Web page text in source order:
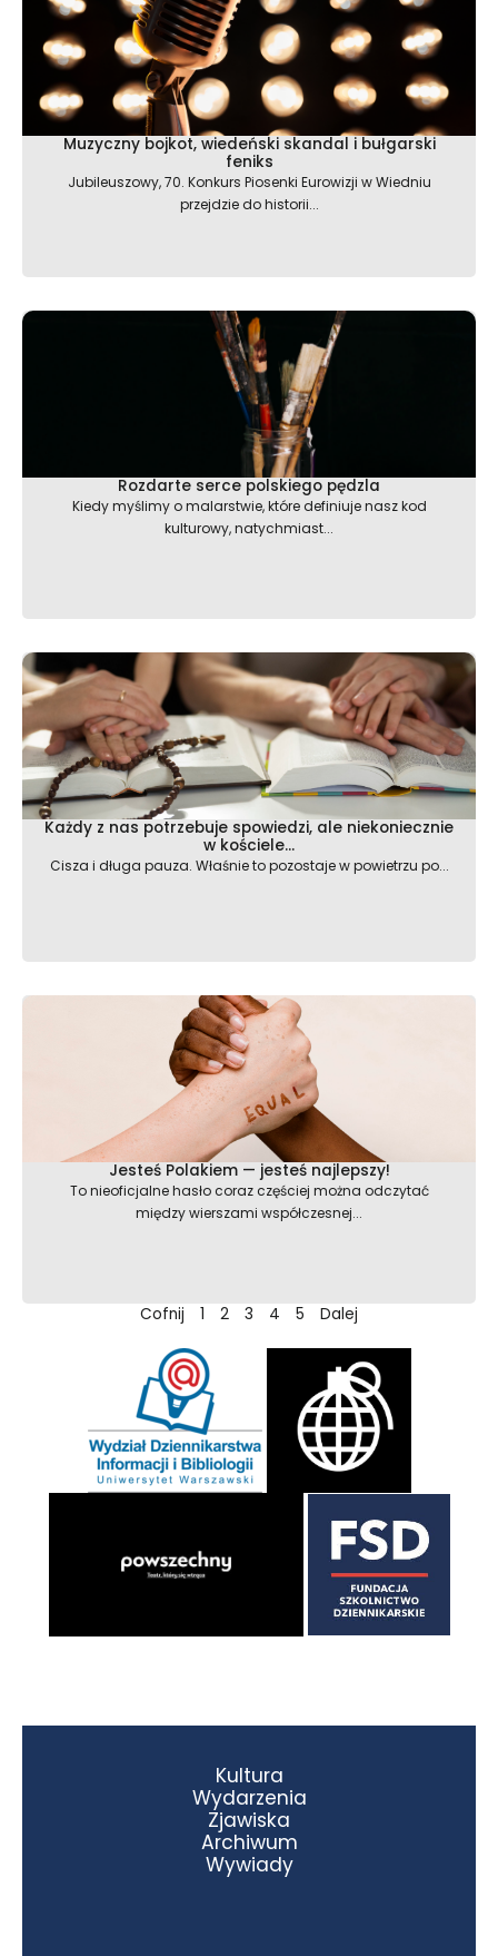
Muzyczny bojkot, wiedeński skandal i bułgarski
feniks
Jubileuszowy, 70. Konkurs Piosenki Eurowizji w Wiedniu
przejdzie do historii...
Rozdarte serce polskiego pędzla
Kiedy myślimy o malarstwie, które definiuje nasz kod
kulturowy, natychmiast...
Każdy z nas potrzebuje spowiedzi, ale niekoniecznie
w kościele…
Cisza i długa pauza. Właśnie to pozostaje w powietrzu po...
Jesteś Polakiem — jesteś najlepszy!
To nieoficjalne hasło coraz częściej można odczytać
między wierszami współczesnej...
Cofnij 1 2 3 4 5 Dalej
Kultura
Wydarzenia
Zjawiska
Archiwum
Wywiady